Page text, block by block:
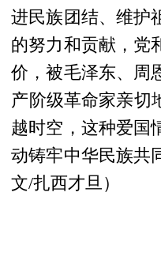
进民族团结、维护
的努力和贡献，党
价，被毛泽东、周
产阶级革命家亲切
越时空， 这种爱国
动铸牢中华民族共
文/扎西才旦）